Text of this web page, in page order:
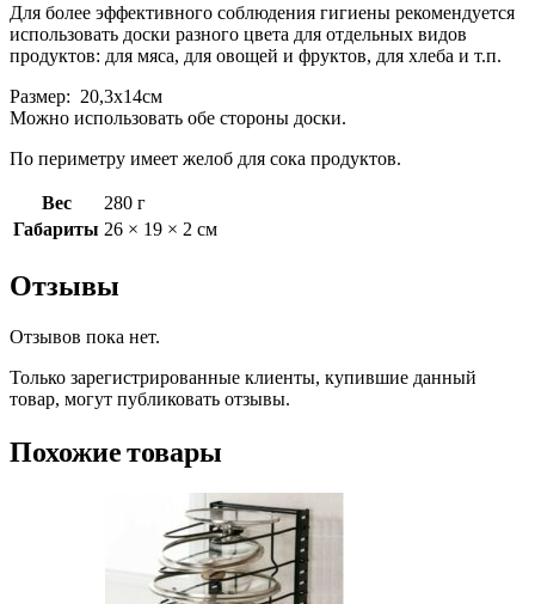
Для более эффективного соблюдения гигиены рекомендуется
использовать доски разного цвета для отдельных видов
продуктов: для мяса, для овощей и фруктов, для хлеба и т.п.
Размер: 20,3х14см
Можно использовать обе стороны доски.
По периметру имеет желоб для сока продуктов.
Вес
280 г
Габариты 26 × 19 × 2 см
Отзывы
Отзывов пока нет.
Только зарегистрированные клиенты, купившие данный
товар, могут публиковать отзывы.
Похожие товары